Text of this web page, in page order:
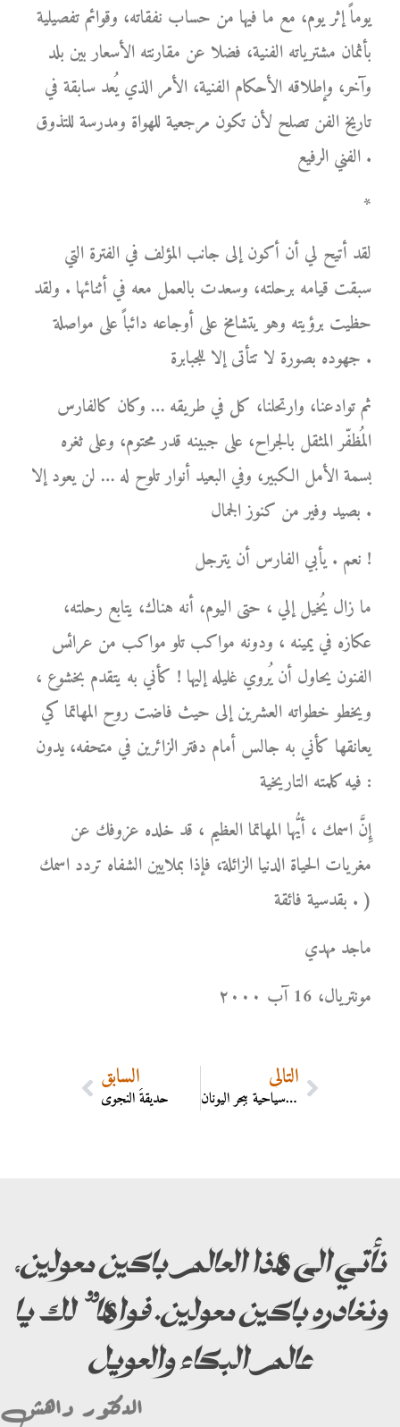
يوماً إثر يوم، مع ما فيها من حساب نفقاته، وقوائم تفصيلية
بأثمان مشترياته الفنية، فضلا عن مقارنته الأسعار بين بلد
وآخر، وإطلاقه الأحكام الفنية، الأمر الذي يُعد سابقة في
تاريخ الفن تصلح لأن تكون مرجعية للهواة ومدرسة للتذوق
الفني الرفيع .
*
لقد أتيح لي أن أكون إلى جانب المؤلف في الفترة التي
سبقت قيامه برحلته، وسعدت بالعمل معه في أثنائها . ولقد
حظيت برؤيته وهو يتشامخ على أوجاعه دائباً على مواصلة
جهوده بصورة لا تتأتى إلا للجبابرة .
ثم توادعنا، وارتحلنا، كل في طريقه … وكان كالفارس
المُظفّر المثقل بالجراح، على جبينه قدر محتوم، وعلى ثغره
بسمة الأمل الكبير، وفي البعيد أنوار تلوح له … لن يعود إلا
بصيد وفير من كنوز الجمال .
نعم . يأبي الفارس أن يترجل !
ما زال يُخيل إلي ، حتى اليوم، أنه هناك، يتابع رحلته،
عكازه في يمينه ، ودونه مواكب تلو مواكب من عرائس
الفنون يحاول أن يُروي غليله إليها ! كأني به يتقدم بخشوع ،
ويخطو خطواته العشرين إلى حيث فاضت روح المهاتما كي
يعانقها كأني به جالس أمام دفتر الزائرين في متحفه، يدون
فيه كلمته التاريخية :
إِنَّ اسمك ، أيُّها المهاتما العظيم ، قد خلده عزوفك عن
مغريات الحياة الدنيا الزائلة، فإذا بملايين الشفاه تردد اسمك
بقدسية فائقة . )
ماجد مهدي
مونتریال، 16 آب ۲۰۰۰
السابق
حديقةُ النجوى
التالي
رحلة سياحية ببحر اليونان
نأتي الى هذا العالم باكين معولين،
ونغادره باكين معولين. فواها” لك يا
عالم البكاء والعويل
الدكتور داهش